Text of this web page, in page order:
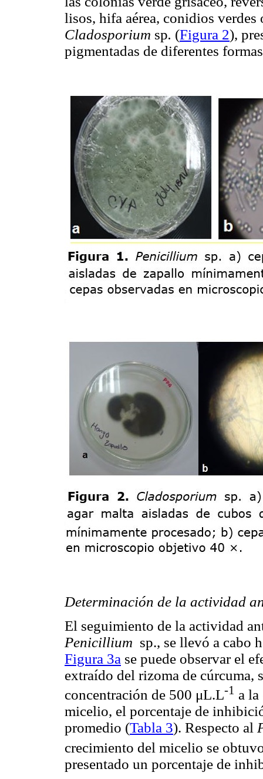
lisos, hifa aérea, conidios verdes
Cladosporium sp. (Figura 2),
pigmentadas de diferentes
Determinación de la actividad
El seguimiento de la actividad
Penicillium sp., se llevó a cabo
Figura 3a se puede observar el
extraído del rizoma de cúrcuma,
concentración de 500 μL.L‑1 a
micelio, el porcentaje de
promedio (Tabla 3). Respecto al
crecimiento del micelio se
presentado un porcentaje de